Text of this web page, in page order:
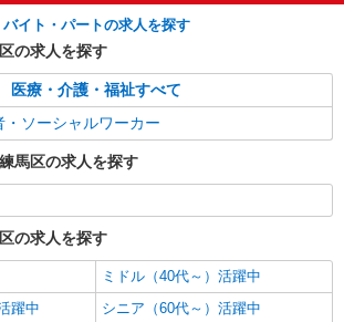
東京都練馬区向山1-15-14
護 せらび練馬/1380000229-028
護福祉士（役職なし）
）、夜勤1手当（2,320円/回） ◆居住支援特別手
20,000円/月（週20h以上勤務の方）別途支給
東京都練馬区北町2-15-10
詳細を見る
イト・パートの求人を探す
の求人を探す
医療・介護・福祉すべて
ソーシャルワーカー
馬区の求人を探す
の求人を探す
ミドル（40代～）活躍中
躍中
シニア（60代～）活躍中